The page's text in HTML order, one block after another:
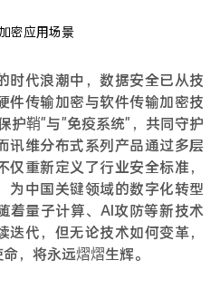
密应用场景
时代浪潮中，数据安全已从技
件传输加密与软件传输加密技
护鞘"与"免疫系统"，共同守护
讯维分布式系列产品通过多层
重新定义了行业安全标准，
为中国关键领域的数字化转型
着量子计算、AI攻防等新技术
代，但无论技术如何变革，
，将永远熠熠生辉。